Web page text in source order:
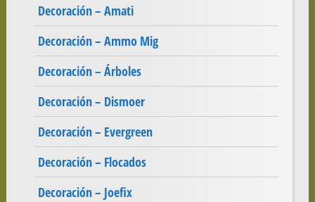
Decoración – Amati
Decoración – Ammo Mig
Decoración – Árboles
Decoración – Dismoer
Decoración – Evergreen
Decoración – Flocados
Decoración – Joefix